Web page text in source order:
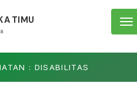
TIMU
: DISABILITAS